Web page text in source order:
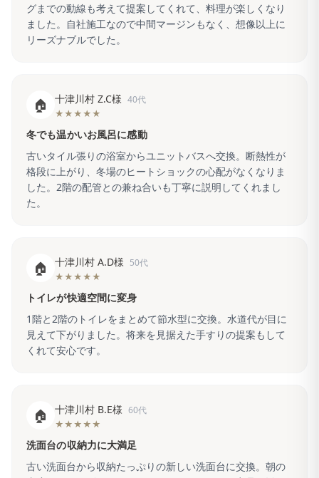
グまでの動線も考えて提案してくれて、料理が楽しくなり
ました。自社施工なので中間マージンもなく、想像以上に
リーズナブルでした。
🏠 十津川村 Z.C様 40代
★★★★★
冬でも温かいお風呂に感動
古いタイル張りの浴室からユニットバスへ交換。断熱性が
格段に上がり、冬場のヒートショックの心配がなくなりま
した。2階の配管との兼ね合いも丁寧に説明してくれまし
た。
🏠 十津川村 A.D様 50代
★★★★★
トイレが快適空間に変身
1階と2階のトイレをまとめて節水型に交換。水道代が目に
見えて下がりました。将来を見据えた手すりの提案もして
くれて安心です。
🏠 十津川村 B.E様 60代
★★★★★
洗面台の収納力に大満足
古い洗面台から収納たっぷりの新しい洗面台に交換。朝の